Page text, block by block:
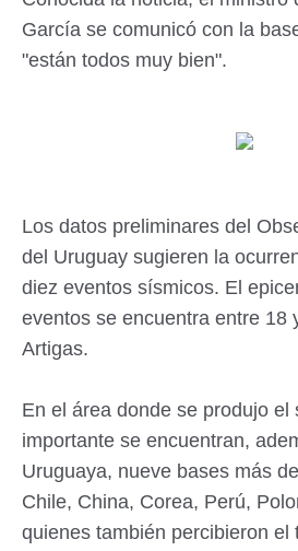
García se comunicó con la
"están todos muy bien".
Los datos preliminares del
del Uruguay sugieren la
diez eventos sísmicos. El
eventos se encuentra entre 18
Artigas.
En el área donde se produjo el
importante se encuentran,
Uruguaya, nueve bases más
Chile, China, Corea, Perú,
quienes también percibieron el